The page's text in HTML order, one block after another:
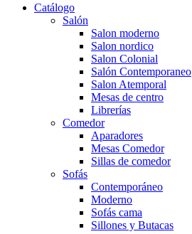
Catálogo
Salón
Salon moderno
Salon nordico
Salon Colonial
Salón Contemporaneo
Salon Atemporal
Mesas de centro
Librerías
Comedor
Aparadores
Mesas Comedor
Sillas de comedor
Sofás
Contemporáneo
Moderno
Sofás cama
Sillones y Butacas